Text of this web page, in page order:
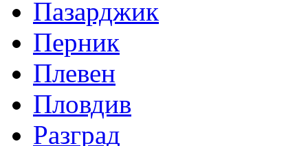
Пазарджик
Перник
Плевен
Пловдив
Разград